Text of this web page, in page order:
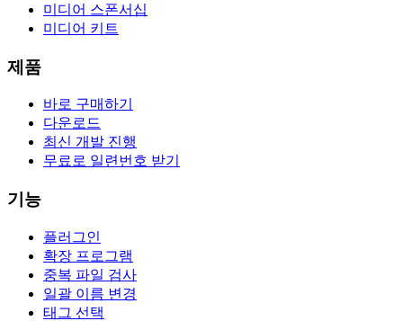
미디어 스폰서십
미디어 키트
제품
바로 구매하기
다운로드
최신 개발 진행
무료로 일련번호 받기
기능
플러그인
확장 프로그램
중복 파일 검사
일괄 이름 변경
태그 선택